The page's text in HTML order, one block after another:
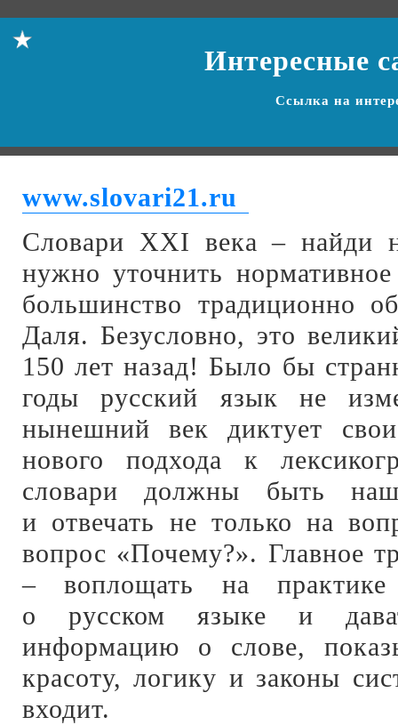
Интересные
Ссылка на
www.slovari21.ru
Словари XXI века – найди
нужно уточнить
большинство традиционно
Даля. Безусловно, это
150 лет назад! Было бы
годы русский язык не
нынешний век диктует
нового подхода к
словари должны быть
и отвечать не только на
вопрос «Почему?». Главное
– воплощать на
о русском языке и
информацию о слове,
красоту, логику и законы
входит.